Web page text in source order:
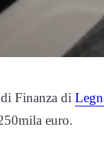
Finanza di
euro.